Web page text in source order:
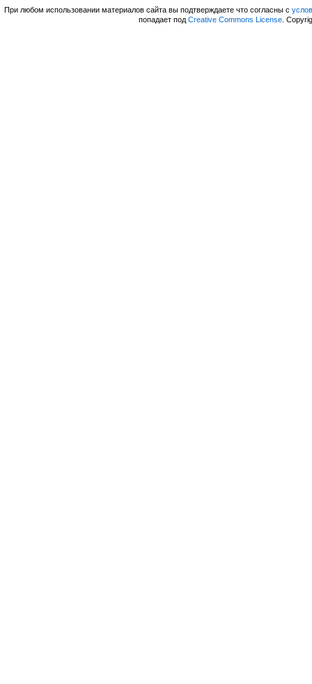
При любом использовании материалов сайта вы подтверждаете что согласны с
попадает под Creative Commons License .